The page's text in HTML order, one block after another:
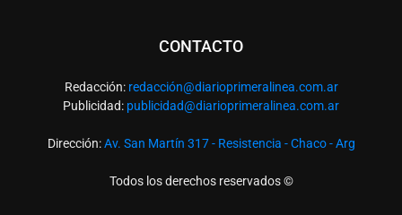
CONTACTO
Redacción: redacción@diarioprimeralinea.com.ar
Publicidad: publicidad@diarioprimeralinea.com.ar
Dirección:Av. San Martín 317 - Resistencia - Chaco - Arg
Todos los derechos reservados ©